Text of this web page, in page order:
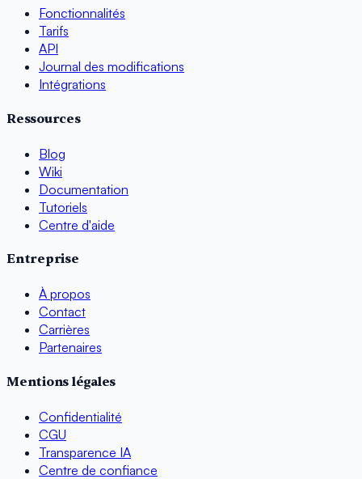
Fonctionnalités
Tarifs
API
Journal des modifications
Intégrations
Ressources
Blog
Wiki
Documentation
Tutoriels
Centre d'aide
Entreprise
À propos
Contact
Carrières
Partenaires
Mentions légales
Confidentialité
CGU
Transparence IA
Centre de confiance